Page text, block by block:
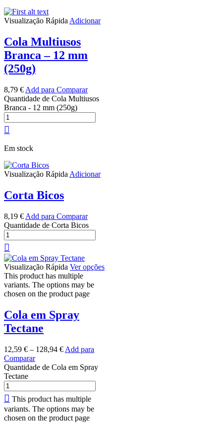
Visualização Rápida Adicionar
Cola Multiusos
Branca – 12 mm
(250g)
8,79 € Add para Comparar
Quantidade de Cola Multiusos
Branca - 12 mm (250g)
Em stock
Visualização Rápida Adicionar
Corta Bicos
8,19 € Add para Comparar
Quantidade de Corta Bicos
Visualização Rápida Ver opções
This product has multiple
variants. The options may be
chosen on the product page
Cola em Spray
Tectane
12,59 € – 128,94 € Add para
Comparar
Quantidade de Cola em Spray
Tectane
This product has multiple
variants. The options may be
chosen on the product page